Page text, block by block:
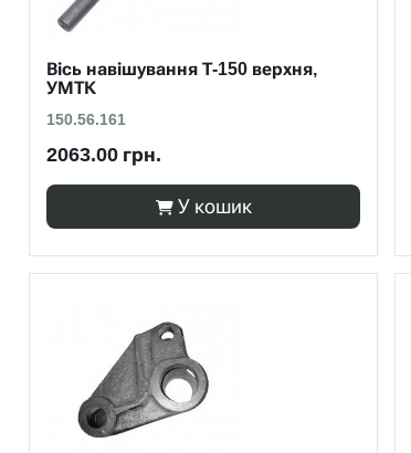
Вісь навішування Т-150 верхня,
УМТК
150.56.161
2063.00 грн.
У кошик